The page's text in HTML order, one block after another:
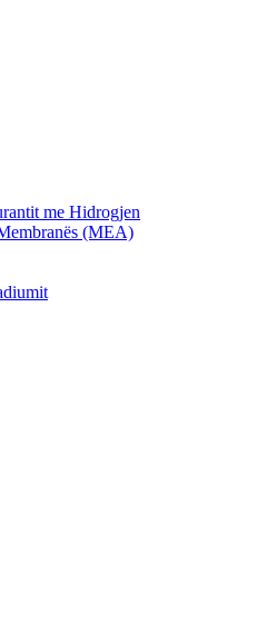
me Hidrogjen
(MEA)